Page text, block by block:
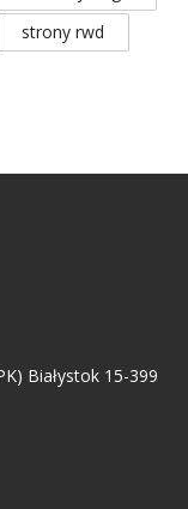
strony rwd
Białystok 15-399